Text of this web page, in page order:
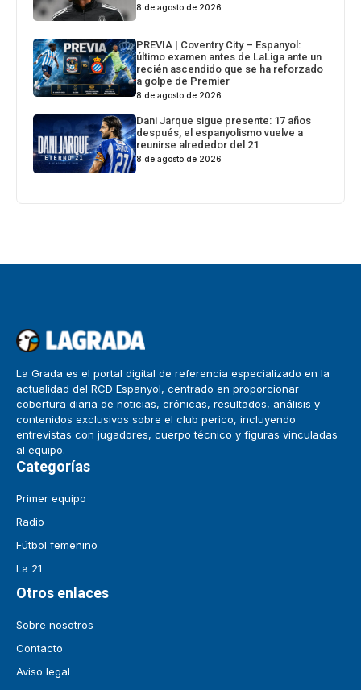
8 de agosto de 2026
PREVIA | Coventry City – Espanyol:
último examen antes de LaLiga ante un
recién ascendido que se ha reforzado
a golpe de Premier
8 de agosto de 2026
Dani Jarque sigue presente: 17 años
después, el espanyolismo vuelve a
reunirse alrededor del 21
8 de agosto de 2026
La Grada es el portal digital de referencia especializado en la
actualidad del RCD Espanyol, centrado en proporcionar
cobertura diaria de noticias, crónicas, resultados, análisis y
contenidos exclusivos sobre el club perico, incluyendo
entrevistas con jugadores, cuerpo técnico y figuras vinculadas
al equipo.
Categorías
Primer equipo
Radio
Fútbol femenino
La 21
Otros enlaces
Sobre nosotros
Contacto
Aviso legal